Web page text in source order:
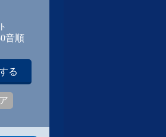
音順
る